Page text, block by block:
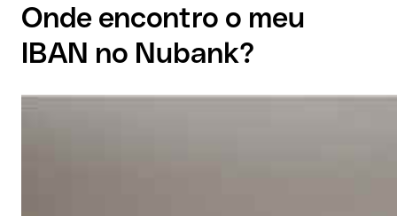
Onde encontro o meu
IBAN no Nubank?